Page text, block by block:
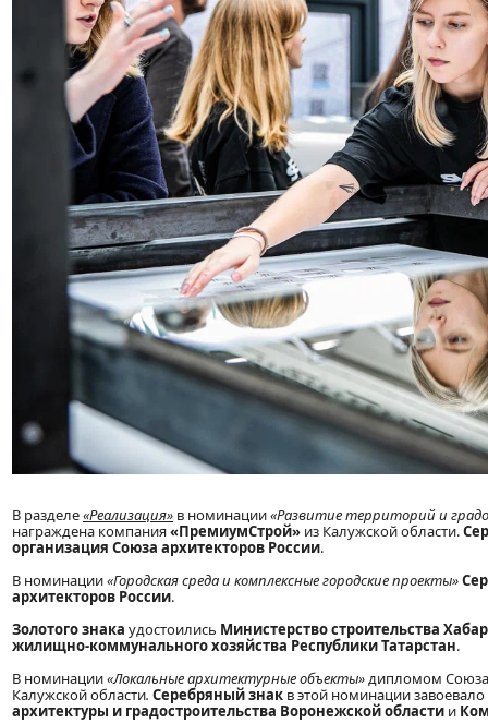
В разделе«Реализация» в номинации«Развитие территорий и
награждена компания«ПремиумСтрой» из Калужской области.
организация Союза архитекторов России.
В номинации«Городская среда и комплексные городские проекты»
архитекторов России.
Золотогознака удостоились Министерство строительства
жилищно-коммунального хозяйства Республики Татарстан.
В номинации«Локальные архитектурные объекты»дипломом
Калужской области. Серебряный знак в этой номинации
архитектуры и градостроительства Воронежской области и